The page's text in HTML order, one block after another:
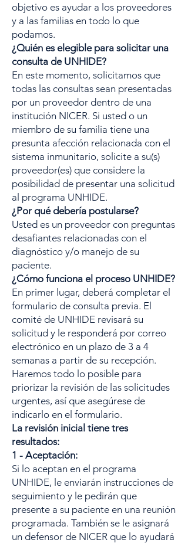
objetivo es ayudar a los proveedores
y a las familias en todo lo que
podamos.
¿Quién es elegible para solicitar una
consulta de UNHIDE?
En este momento, solicitamos que
todas las consultas sean presentadas
por un proveedor dentro de una
institución NICER. Si usted o un
miembro de su familia tiene una
presunta afección relacionada con el
sistema inmunitario, solicite a su(s)
proveedor(es) que considere la
posibilidad de presentar una solicitud
al programa UNHIDE.
¿Por qué debería postularse?
Usted es un proveedor con preguntas
desafiantes relacionadas con el
diagnóstico y/o manejo de su
paciente.
¿Cómo funciona el proceso UNHIDE?
En primer lugar, deberá completar el
formulario de consulta previa. El
comité de UNHIDE revisará su
solicitud y le responderá por correo
electrónico en un plazo de 3 a 4
semanas a partir de su recepción.
Haremos todo lo posible para
priorizar la revisión de las solicitudes
urgentes, así que asegúrese de
indicarlo en el formulario.
La revisión inicial tiene tres
resultados:
1 - Aceptación:
Si lo aceptan en el programa
UNHIDE, le enviarán instrucciones de
seguimiento y le pedirán que
presente a su paciente en una reunión
programada. También se le asignará
un defensor de NICER que lo ayudará